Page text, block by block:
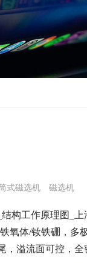
式磁选机 磁选机
结构工作原理图_上
氧体/钕铁硼，多
，溢流面可控，全